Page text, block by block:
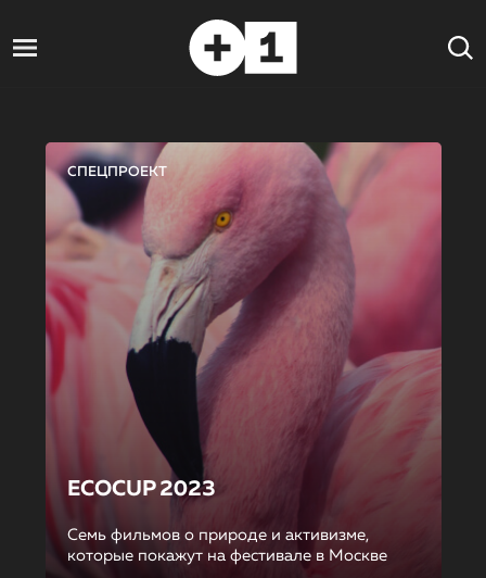
СПЕЦПРОЕКТ
ECOCUP 2023
Семь фильмов о природе и активизме,
которые покажут на фестивале в Москве